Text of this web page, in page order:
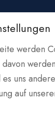
werden
uns
auf